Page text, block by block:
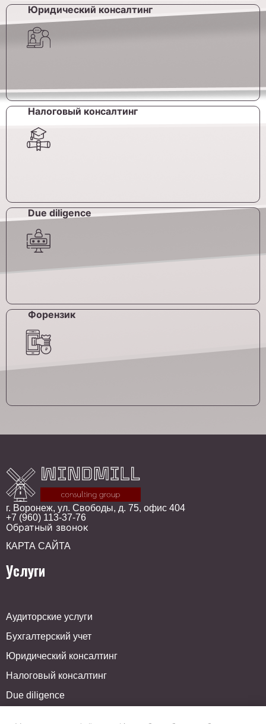
Юридический консалтинг
Налоговый консалтинг
Due diligence
Форензик
г. Воронеж, ул. Свободы, д. 75, офис 404
+7 (960) 113-37-76
Обратный звонок
КАРТА САЙТА
Услуги
Аудиторские услуги
Бухгалтерский учет
Юридический консалтинг
Налоговый консалтинг
Due diligence